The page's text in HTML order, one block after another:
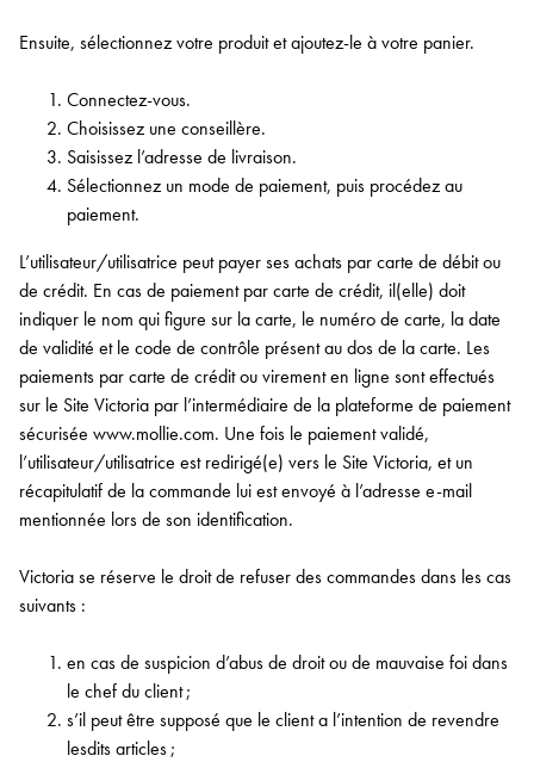
Ensuite, sélectionnez votre produit et ajoutez-le à votre panier.
Connectez-vous.
Choisissez une conseillère.
Saisissez l’adresse de livraison.
Sélectionnez un mode de paiement, puis procédez au
paiement.
L’utilisateur/utilisatrice peut payer ses achats par carte de débit ou
de crédit. En cas de paiement par carte de crédit, il(elle) doit
indiquer le nom qui figure sur la carte, le numéro de carte, la date
de validité et le code de contrôle présent au dos de la carte. Les
paiements par carte de crédit ou virement en ligne sont effectués
sur le Site Victoria par l’intermédiaire de la plateforme de paiement
sécurisée www.mollie.com. Une fois le paiement validé,
l’utilisateur/utilisatrice est redirigé(e) vers le Site Victoria, et un
récapitulatif de la commande lui est envoyé à l’adresse e-mail
mentionnée lors de son identification.
Victoria se réserve le droit de refuser des commandes dans les cas
suivants :
en cas de suspicion d’abus de droit ou de mauvaise foi dans
le chef du client ;
s’il peut être supposé que le client a l’intention de revendre
lesdits articles ;